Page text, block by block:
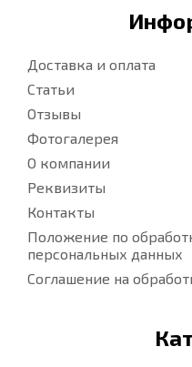
Доставка и оплата
Статьи
Отзывы
Фотогалерея
О компании
Реквизиты
Контакты
Положение по
персональных данных
Соглашение на